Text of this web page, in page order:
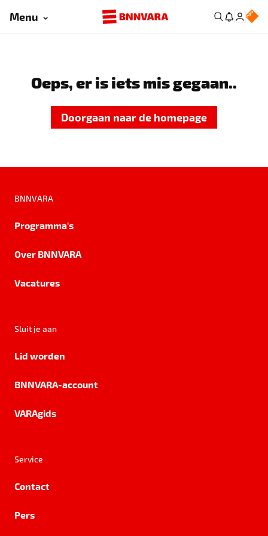
Menu
Oeps, er is iets mis gegaan..
Doorgaan naar de homepage
BNNVARA
Programma's
Over BNNVARA
Vacatures
Sluit je aan
Lid worden
BNNVARA-account
VARAgids
Service
Contact
Pers